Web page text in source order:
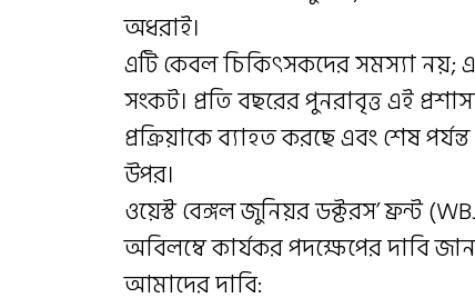
অধরাই।
এটি কেবল চিকিৎসকদের সমস্যা নয়;
সংকট। প্রতি বছরের পুনরাবৃত্ত এই
প্রক্রিয়াকে ব্যাহত করছে এবং শেষ
উপর।
ওয়েস্ট বেঙ্গল জুনিয়র ডক্টরস’ ফ্রন্ট
অবিলম্বে কার্যকর পদক্ষেপের দাবি
আমাদের দাবি: